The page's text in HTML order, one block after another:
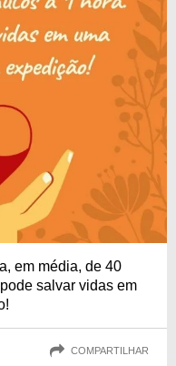
em média, de 40
salvar vidas em
COMPARTILHAR